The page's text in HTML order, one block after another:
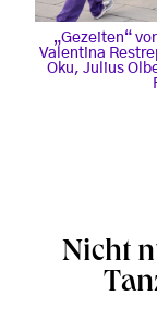
„Gezeiten“
Valentina
Oku, Julius
Nicht